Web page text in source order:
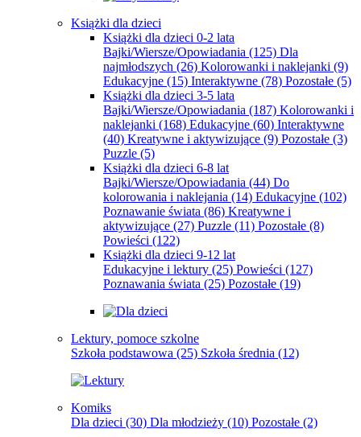
Książki dla dzieci
Książki dla dzieci 0-2 lata
Bajki/Wiersze/Opowiadania (125) Dla
najmłodszych (26) Kolorowanki i naklejanki (9)
Edukacyjne (15) Interaktywne (78) Pozostałe (5)
Książki dla dzieci 3-5 lata
Bajki/Wiersze/Opowiadania (187) Kolorowanki i
naklejanki (168) Edukacyjne (60) Interaktywne
(40) Kreatywne i aktywizujące (9) Pozostałe (3)
Puzzle (5)
Książki dla dzieci 6-8 lat
Bajki/Wiersze/Opowiadania (44) Do
kolorowania i naklejania (14) Edukacyjne (102)
Poznawanie świata (86) Kreatywne i
aktywizujące (27) Puzzle (11) Pozostałe (8)
Powieści (122)
Książki dla dzieci 9-12 lat
Edukacyjne i lektury (25) Powieści (127)
Poznawania świata (25) Pozostałe (19)
Lektury, pomoce szkolne
Szkoła podstawowa (25) Szkoła średnia (12)
Komiks
Dla dzieci (30) Dla młodzieży (10) Pozostałe (2)